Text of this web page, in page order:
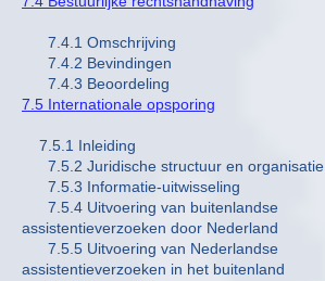
7.4.1 Omschrijving
7.4.2 Bevindingen
7.4.3 Beoordeling
7.5 Internationale opsporing
7.5.1 Inleiding
7.5.2 Juridische structuur en organisatie
7.5.3 Informatie-uitwisseling
7.5.4 Uitvoering van buitenlandse
assistentieverzoeken door Nederland
7.5.5 Uitvoering van Nederlandse
assistentieverzoeken in het buitenland